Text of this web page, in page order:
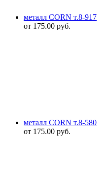
металл CORN т.8-917
от 175.00 руб.
металл CORN т.8-580
от 175.00 руб.